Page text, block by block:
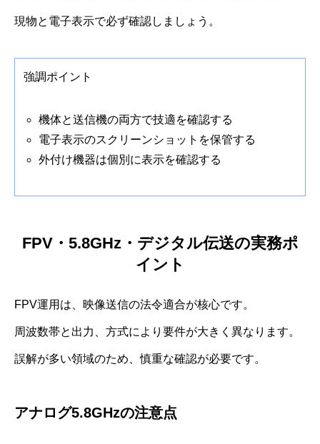
現物と電子表示で必ず確認しましょう。
強調ポイント
機体と送信機の両方で技適を確認する
電子表示のスクリーンショットを保管する
外付け機器は個別に表示を確認する
FPV・5.8GHz・デジタル伝送の実務ポ
イント
FPV運用は、映像送信の法令適合が核心です。
周波数帯と出力、方式により要件が大きく異なります。
誤解が多い領域のため、慎重な確認が必要です。
アナログ5.8GHzの注意点